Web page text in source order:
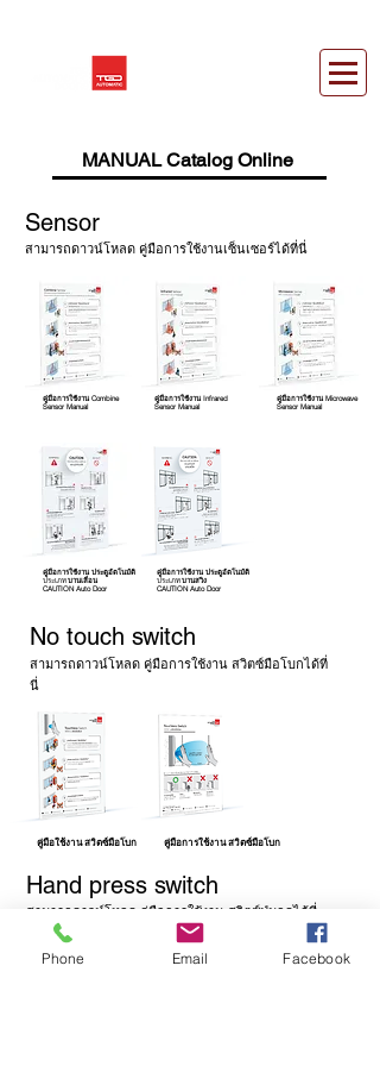
MANUAL Catalog Online
Sensor
สามารถดาวน์โหลด คู่มือการใช้งานเซ็นเซอร์ได้ที่นี่
คู่มือการใช้งาน Combine
Sensor Manual
คู่มือการใช้งาน Infrared
Sensor Manual
คู่มือการใช้งาน Microwave
Sensor Manual
คู่มือการใช้งาน ประตูอัตโนมัติ
ประเภทบานเลื่อน
CAUTION Auto Door
คู่มือการใช้งาน ประตูอัตโนมัติ
ประเภทบานสวิง
CAUTION Auto Door
No touch switch
สามารถดาวน์โหลด คู่มือการใช้งาน สวิตซ์มือโบกได้ที่
นี่
คู่มือใช้งาน สวิตซ์มือโบก คู่มือการใช้งาน สวิตซ์มือโบก
Hand press switch
สามารถดาวน์โหลด คู่มือการใช้งาน สวิตซ์ปุ่มกดได้ที่
Phone
Email Facebook